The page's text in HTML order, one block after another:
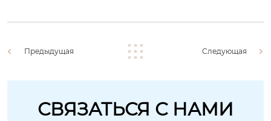
Предыдущая Следующая
СВЯЗАТЬСЯ С НАМИ